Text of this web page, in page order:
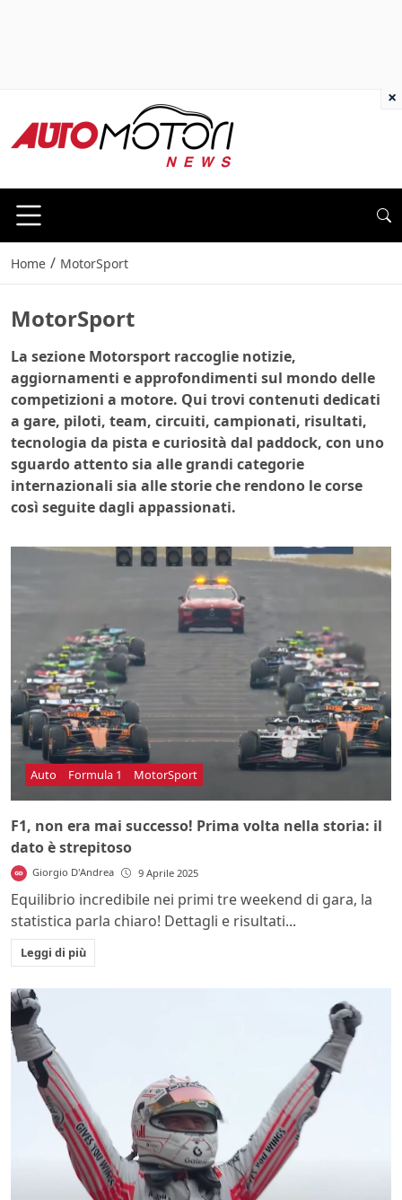
Home / MotorSport
MotorSport
La sezione Motorsport raccoglie notizie,
aggiornamenti e approfondimenti sul mondo delle
competizioni a motore. Qui trovi contenuti dedicati
a gare, piloti, team, circuiti, campionati, risultati,
tecnologia da pista e curiosità dal paddock, con uno
sguardo attento sia alle grandi categorie
internazionali sia alle storie che rendono le corse
così seguite dagli appassionati.
Auto Formula 1 MotorSport
F1, non era mai successo! Prima volta nella storia: il
dato è strepitoso
Giorgio D'Andrea 9 Aprile 2025
Equilibrio incredibile nei primi tre weekend di gara, la
statistica parla chiaro! Dettagli e risultati...
Leggi di più
×